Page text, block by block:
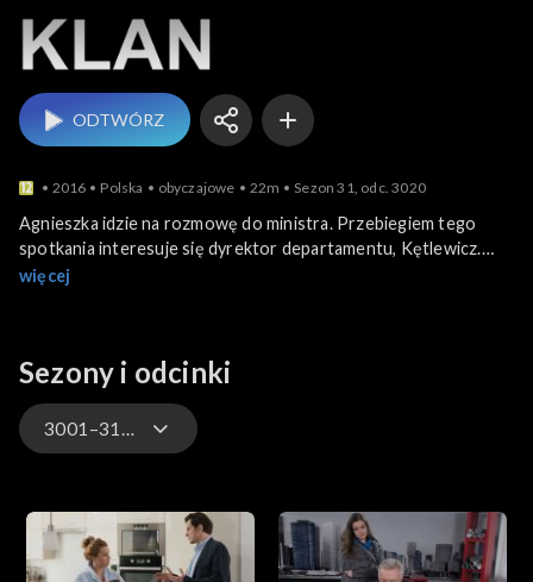
ODTWÓRZ
2016 Polska obyczajowe 22m Sezon 31, odc. 3020
Agnieszka idzie na rozmowę do ministra. Przebiegiem tego
spotkania interesuje się dyrektor departamentu, Kętlewicz.
Małgosia po wizycie w hospicjum, gdzie pracuje Adam, nadal nie
więcej
Sezony i odcinki
3001–3100
4601–4700